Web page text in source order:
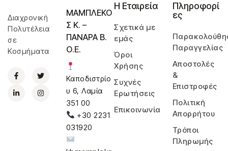
Διαχρονική
Πολυτέλεια
σε
Κοσμήματα
Η Εταιρεία
Σχετικά με
εμάς
Όροι
Χρήσης
Συχνές
Ερωτήσεις
Επικοινωνία
Πληροφορί
ες
Παραγγελίας
Αποστολές
&
Επιστροφές
Πολιτική
Απορρήτου
Τρόποι
Πληρωμής
ΜΑΜΠΛΕΚΟ
Σ Κ. –
ΠΑΝΑΡΑ Β.
Ο.Ε.
Καποδιστρίο
υ 6, Λαμία
351 00
+30 2231
031920